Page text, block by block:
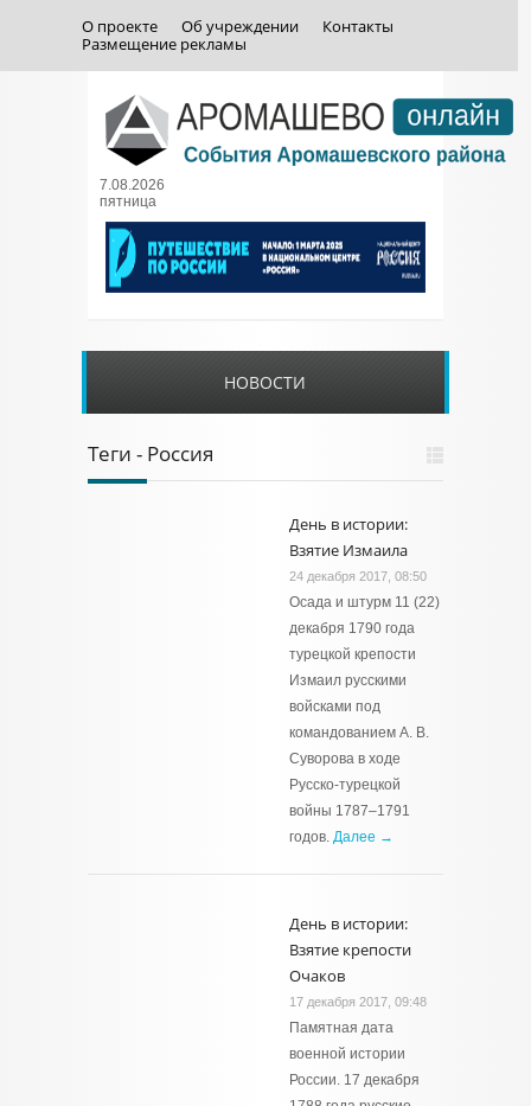
О проекте Об учреждении
Контакты
Размещение рекламы
7.08.2026
пятница
НОВОСТИ
Теги - Россия
День в истории:
Взятие Измаила
24 декабря 2017, 08:50
Осада и штурм 11 (22)
декабря 1790 года
турецкой крепости
Измаил русскими
войсками под
командованием А. В.
Суворова в ходе
Русско-турецкой
войны 1787–1791
годов. Далее →
День в истории:
Взятие крепости
Очаков
17 декабря 2017, 09:48
Памятная дата
военной истории
России. 17 декабря